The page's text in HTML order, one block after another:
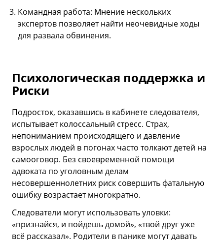
Командная работа: Мнение нескольких
экспертов позволяет найти неочевидные ходы
для развала обвинения.
Психологическая поддержка и
Риски
Подросток, оказавшись в кабинете следователя,
испытывает колоссальный стресс. Страх,
непониманием происходящего и давление
взрослых людей в погонах часто толкают детей на
самооговор. Без своевременной помощи
адвоката по уголовным делам
несовершеннолетних риск совершить фатальную
ошибку возрастает многократно.
Следователи могут использовать уловки:
«признайся, и пойдешь домой», «твой друг уже
всё рассказал». Родители в панике могут давать